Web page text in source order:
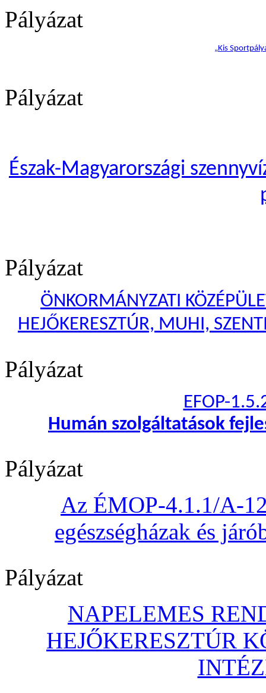
Pályázat
„Kis
Pályázat
Észak-Magyarországi
Pályázat
ÖNKORMÁNYZATI
HEJŐKERESZTÚR, MUHI,
Pályázat
EFOP-
Humán szolgáltatások
Pályázat
Az ÉMOP-4.1.1/A-
egészségházak és
Pályázat
NAPELEMES
HEJŐKERESZTÚR